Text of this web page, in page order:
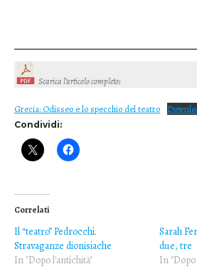
Scarica l’articolo completo:
Grecia: Odisseo e lo specchio del teatro
Condividi:
Correlati
Il “teatro” Pedrocchi.
Stravaganze dionisiache
In "Dopo l'antichità"
Sarah
due, tre
In